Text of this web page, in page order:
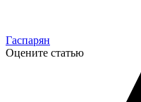
Гаспарян
Оцените статью